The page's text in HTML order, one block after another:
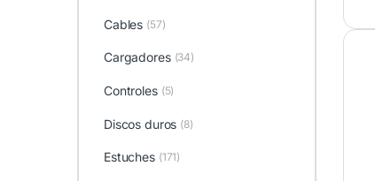
Cables (57)
Cargadores (34)
Controles (5)
Discos duros (8)
Estuches (171)